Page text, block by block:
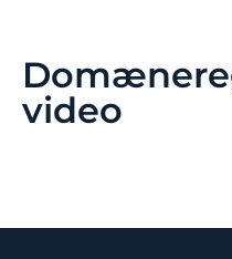
video